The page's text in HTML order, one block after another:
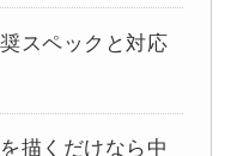
スペックと対応
描くだけなら中